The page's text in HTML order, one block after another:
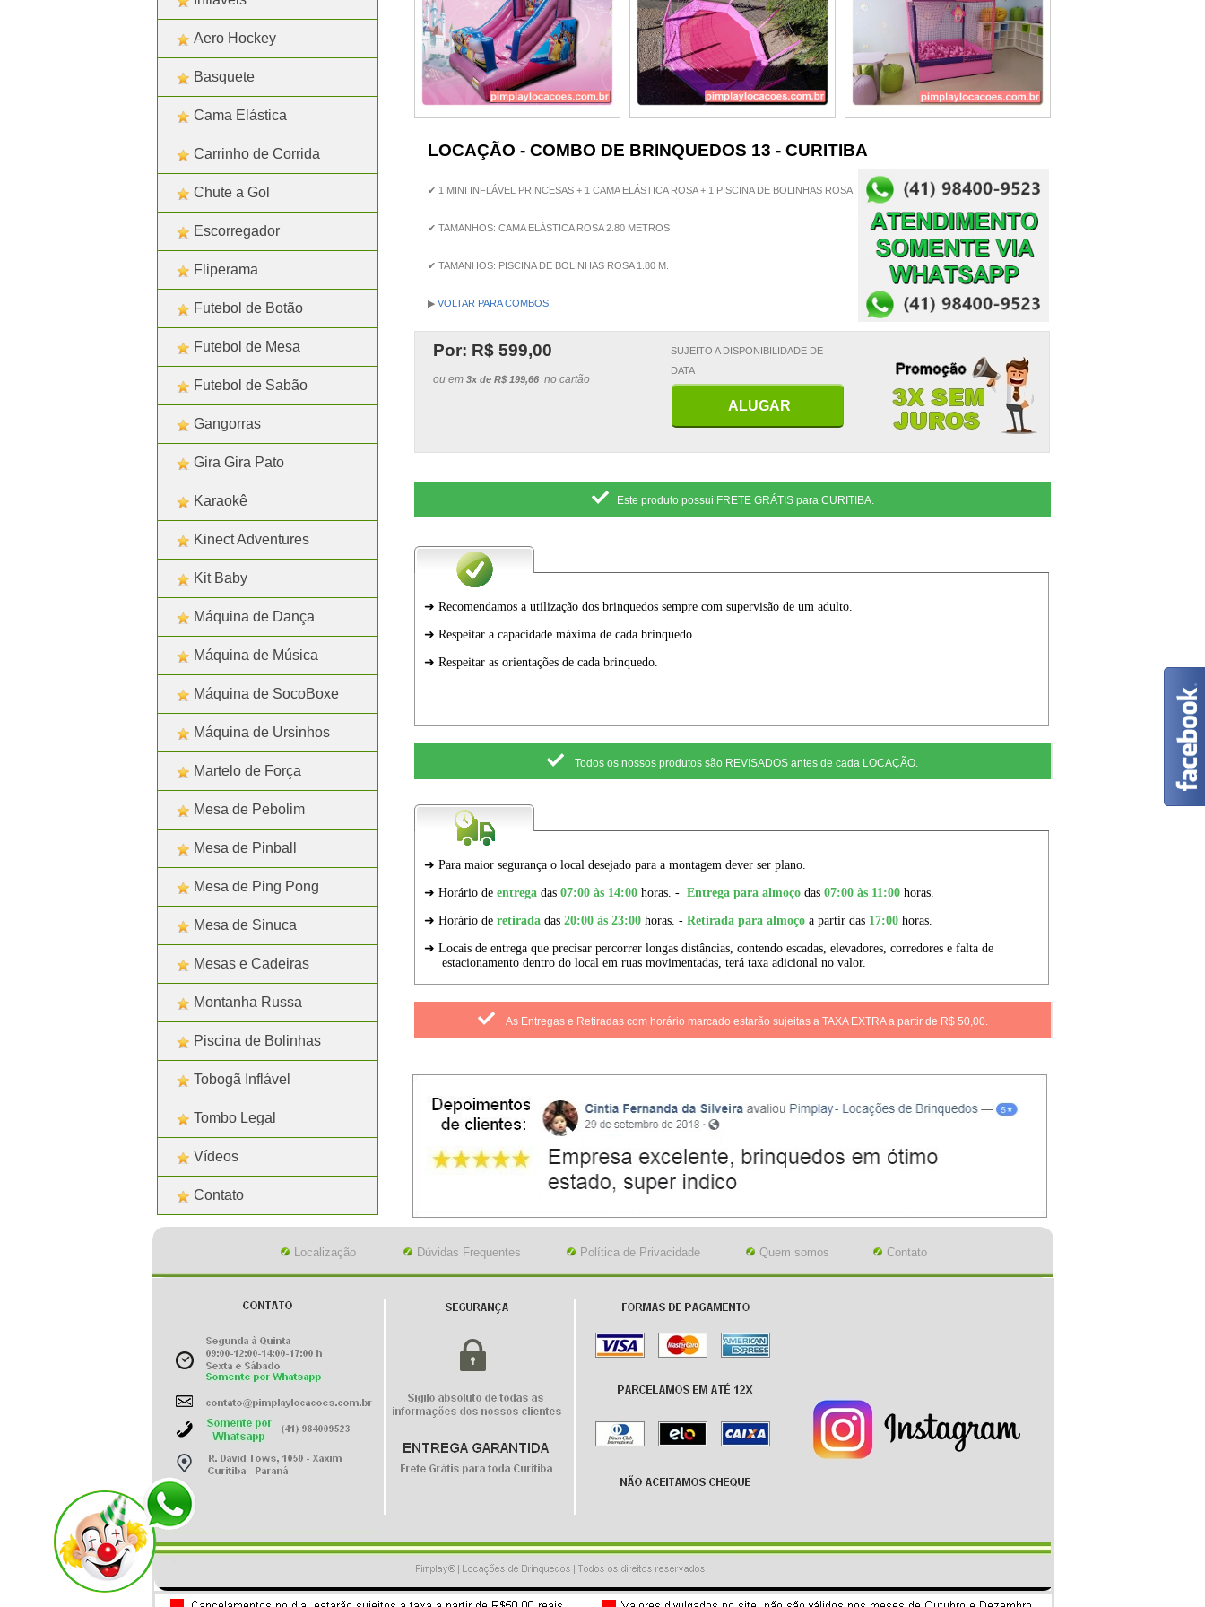
LOCAÇÃO - COMBO DE BRINQUEDOS 13 - CURITIBA
✔ 1 MINI INFLÁVEL PRINCESAS + 1 CAMA ELÁSTICA ROSA + 1 PISCINA DE BOLINHAS ROSA
✔ TAMANHOS: CAMA ELÁSTICA ROSA 2.80 METROS
✔ TAMANHOS: PISCINA DE BOLINHAS ROSA 1.80 M.
▶ VOLTAR PARA COMBOS
Por: R$ 599,00
ou em 3x de R$ 199,66 no cartão
SUJEITO A DISPONIBILIDADE DE
DATA
ALUGAR
Este produto possui FRETE GRÁTIS para CURITIBA.
Todos os nossos produtos são REVISADOS antes de cada LOCAÇÃO.
As Entregas e Retiradas com horário marcado estarão sujeitas a TAXA EXTRA a partir de R$ 50,00.
Marcadores:Combos,Produtos
Aero Hockey
Basquete
Cama Elástica
Carrinho de Corrida
Chute a Gol
Escorregador
Fliperama
Futebol de Botão
Futebol de Mesa
Futebol de Sabão
Gangorras
Gira Gira Pato
Karaokê
Kinect Adventures
Kit Baby
Máquina de Dança
Máquina de Música
Máquina de SocoBoxe
Máquina de Ursinhos
Martelo de Força
Mesa de Pebolim
Mesa de Pinball
Mesa de Ping Pong
Mesa de Sinuca
Mesas e Cadeiras
Montanha Russa
Piscina de Bolinhas
Tobogã Inflável
Tombo Legal
Vídeos
Contato
Localização Dúvidas Frequentes Política de Privacidade Quem somos Contato